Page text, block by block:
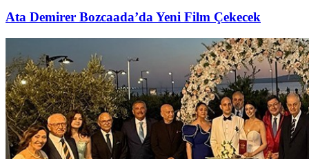
Ata Demirer Bozcaada’da Yeni Film Çekecek